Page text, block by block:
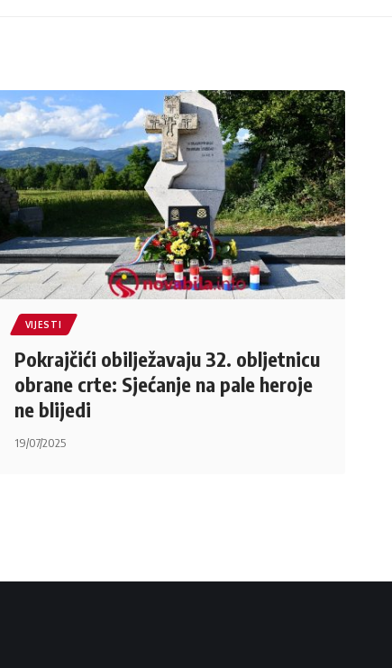
VIJESTI
Pokrajčići obilježavaju 32. obljetnicu
obrane crte: Sjećanje na pale heroje
ne blijedi
19/07/2025